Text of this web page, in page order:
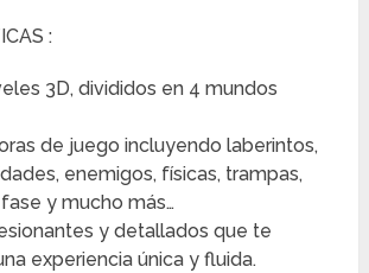
:
3D, divididos en 4 mundos
de juego incluyendo laberintos,
enemigos, físicas, trampas,
y mucho más…
y detallados que te
experiencia única y fluida.